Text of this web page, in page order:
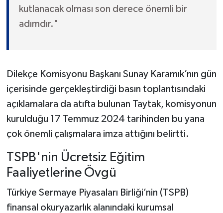
kutlanacak olması son derece önemli bir
adımdır."
Dilekçe Komisyonu Başkanı Sunay Karamık’nın gün
içerisinde gerçekleştirdiği basın toplantısındaki
açıklamalara da atıfta bulunan Taytak, komisyonun
kurulduğu 17 Temmuz 2024 tarihinden bu yana
çok önemli çalışmalara imza attığını belirtti.
TSPB'nin Ücretsiz Eğitim
Faaliyetlerine Övgü
Türkiye Sermaye Piyasaları Birliği’nin (TSPB)
finansal okuryazarlık alanındaki kurumsal